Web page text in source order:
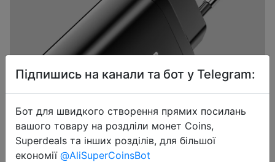
Підпишись на канали та бот у Telegram:
Бот для швидкого створення прямих посилань
вашого товару на роздліли монет Coins,
Superdeals та інших розділів, для більшої
економії @AliSuperCoinsBot